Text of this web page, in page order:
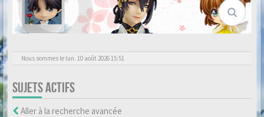
Nous sommes le lun. 10 août 2026 15:51
SUJETS ACTIFS
Aller à la recherche avancée